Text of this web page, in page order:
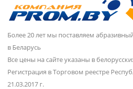
Более 20 лет мы поставляем
в Беларусь
Все цены на сайте указаны в
Регистрация в Торговом реестре
21.03.2017 г.